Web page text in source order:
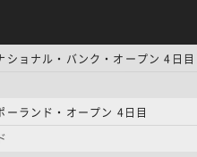
ナル・バンク・オープン 4日目
ンド・オープン 4日目